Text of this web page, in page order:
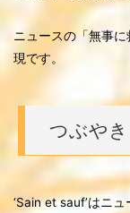
ニュースの「無事
現です。
つぶやき
‘Sain et sauf’はニ